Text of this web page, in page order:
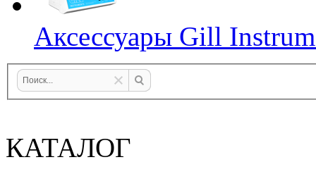
Аксессуары Gill
КАТАЛОГ